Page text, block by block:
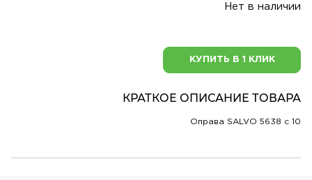
Нет в наличии
КУПИТЬ В 1 КЛИК
КРАТКОЕ ОПИСАНИЕ ТОВАРА
Оправа SALVO 5638 c 10